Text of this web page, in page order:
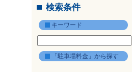
検索条件
キーワード
「駐車場料金」から探す